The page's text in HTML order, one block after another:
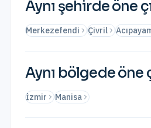
Aynı şehirde öne
Merkezefendi Çivril
Aynı bölgede öne
İzmir Manisa